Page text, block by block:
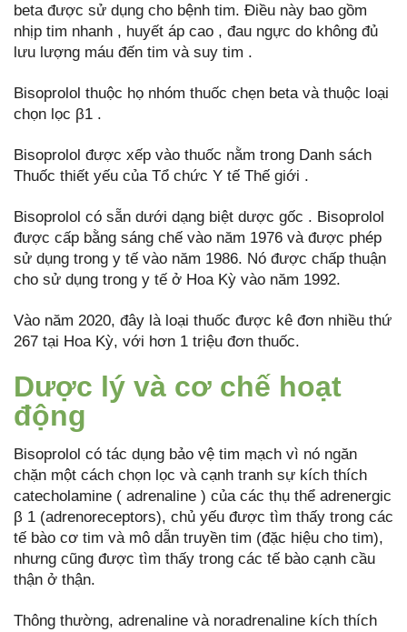
beta được sử dụng cho bệnh tim. Điều này bao gồm
nhịp tim nhanh , huyết áp cao , đau ngực do không đủ
lưu lượng máu đến tim và suy tim .
Bisoprolol thuộc họ nhóm thuốc chẹn beta và thuộc loại
chọn lọc β1 .
Bisoprolol được xếp vào thuốc nằm trong Danh sách
Thuốc thiết yếu của Tổ chức Y tế Thế giới .
Bisoprolol có sẵn dưới dạng biệt dược gốc . Bisoprolol
được cấp bằng sáng chế vào năm 1976 và được phép
sử dụng trong y tế vào năm 1986. Nó được chấp thuận
cho sử dụng trong y tế ở Hoa Kỳ vào năm 1992.
Vào năm 2020, đây là loại thuốc được kê đơn nhiều thứ
267 tại Hoa Kỳ, với hơn 1 triệu đơn thuốc.
Dược lý và cơ chế hoạt
động
Bisoprolol có tác dụng bảo vệ tim mạch vì nó ngăn
chặn một cách chọn lọc và cạnh tranh sự kích thích
catecholamine ( adrenaline ) của các thụ thể adrenergic
β 1 (adrenoreceptors), chủ yếu được tìm thấy trong các
tế bào cơ tim và mô dẫn truyền tim (đặc hiệu cho tim),
nhưng cũng được tìm thấy trong các tế bào cạnh cầu
thận ở thận.
Thông thường, adrenaline và noradrenaline kích thích